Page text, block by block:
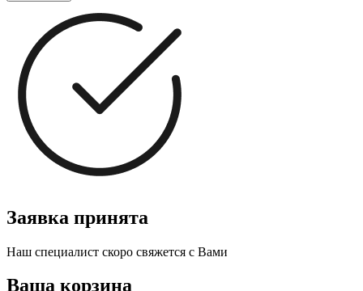
Заявка принята
Наш специалист скоро свяжется с Вами
Ваша корзина